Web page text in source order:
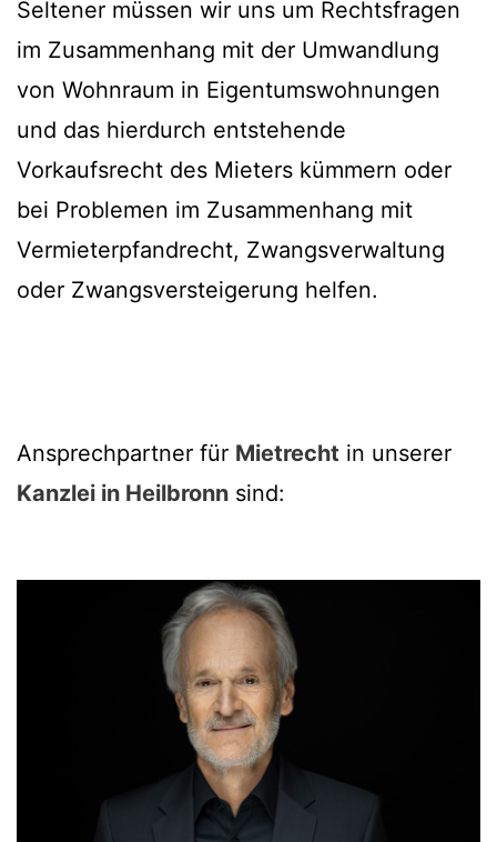
Seltener müssen wir uns um Rechtsfragen
im Zusammenhang mit der Umwandlung
von Wohnraum in Eigentumswohnungen
und das hierdurch entstehende
Vorkaufsrecht des Mieters kümmern oder
bei Problemen im Zusammenhang mit
Vermieterpfandrecht, Zwangsverwaltung
oder Zwangsversteigerung helfen.
Ansprechpartner für Mietrecht in unserer
Kanzlei in Heilbronn sind: